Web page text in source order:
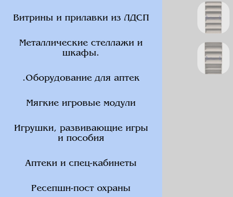
Витрины и прилавки из ЛДСП
Металлические стеллажи и
шкафы.
.Оборудование для аптек
Мягкие игровые модули
Игрушки, развивающие игры
и пособия
Аптеки и спец-кабинеты
Ресепшн-пост охраны